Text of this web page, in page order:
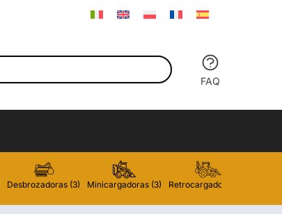
FAQ
Desbrozadoras (3) Minicargadoras (3) Retrocargadoras (3)